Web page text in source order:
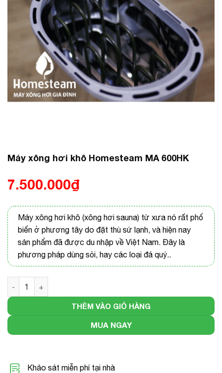
Máy xông hơi khô Homesteam MA 600HK
7.500.000₫
Máy xông hơi khô (xông hơi sauna) từ xưa nó rất phổ
biến ở phương tây do đặt thù sứ lạnh, và hiện nay
sản phẩm đã được du nhập về Việt Nam. Đây là
phương pháp dùng sỏi, hay các loại đá quý..
Máy xông hơi khô Homesteam MA 600HK số lượng
THÊM VÀO GIỎ HÀNG
MUA NGAY
Khảo sát miễn phí tại nhà